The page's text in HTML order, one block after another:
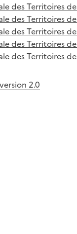
des Territoires
des Territoires
des Territoires
des Territoires
des Territoires
2.0